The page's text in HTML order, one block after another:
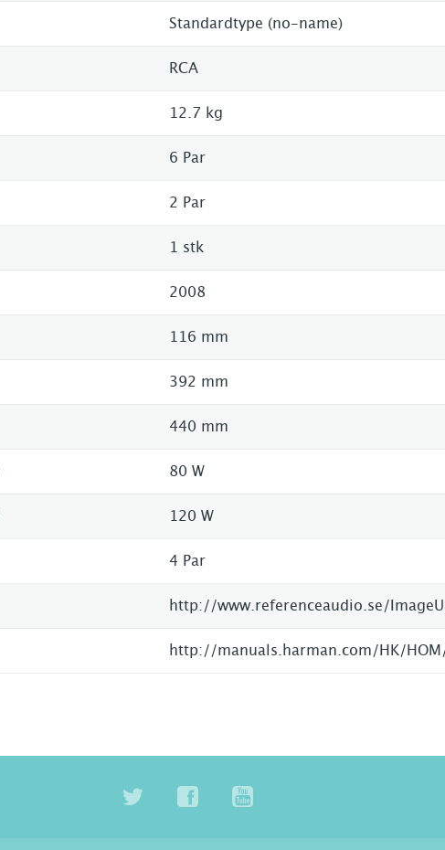
Standardtype (no-name)
RCA
12.7 kg
6 Par
2 Par
1 stk
2008
116 mm
392 mm
440 mm
80 W
120 W
4 Par